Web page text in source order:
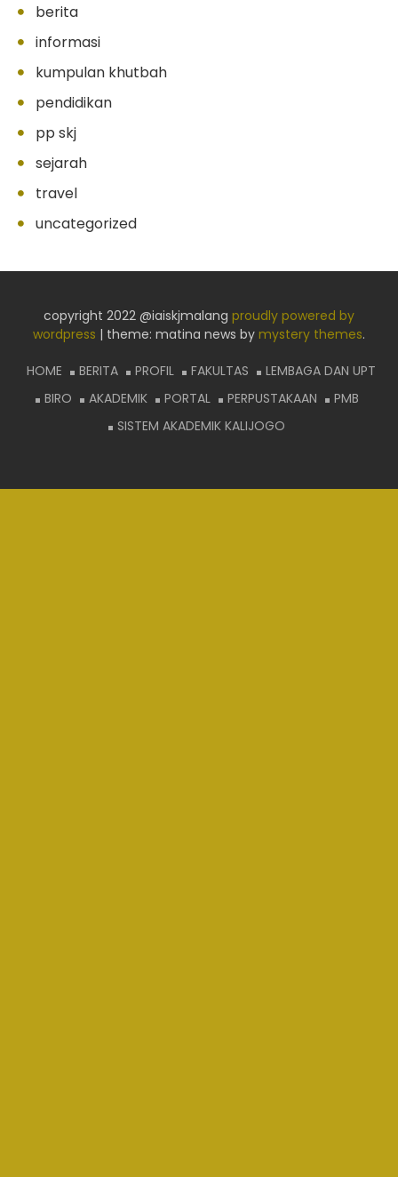
berita
informasi
kumpulan khutbah
pendidikan
pp skj
sejarah
travel
uncategorized
copyright 2022 @iaiskjmalang proudly powered by
wordpress | theme: matina news by mystery themes.
HOME BERITA PROFIL FAKULTAS
LEMBAGA DAN UPT
BIRO
AKADEMIK PORTAL PERPUSTAKAAN
PMB
SISTEM AKADEMIK KALIJOGO